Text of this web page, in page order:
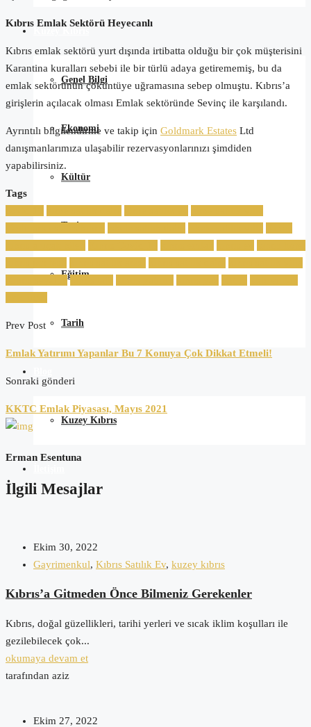
Genel Bilgi
Ekonomi
Kültür
Turizm
Eğitim
Tarih
Kuzey Kıbrıs
Kıbrıs Emlak Sektörü Heyecanlı
Kıbrıs emlak sektörü yurt dışında irtibatta olduğu bir çok müşterisini
Karantina kuralları sebebi ile bir türlü adaya getirememiş, bu da
emlak sektörünün çöküntüye uğramasına sebep olmuştu. Kıbrıs’a
girişlerin açılacak olması Emlak sektöründe Sevinç ile karşılandı.
Ayrıntılı bilgilendirme ve takip için Goldmark Estates Ltd
danışmanlarımıza ulaşabilir rezervasyonlarınızı şimdiden
yapabilirsiniz.
Tags
Prev Post
Emlak Yatırımı Yapanlar Bu 7 Konuya Çok Dikkat Etmeli!
Sonraki gönderi
KKTC Emlak Piyasası, Mayıs 2021
Erman Esentuna
İlgili Mesajlar
Ekim 30, 2022
Gayrimenkul, Kıbrıs Satılık Ev, kuzey kıbrıs
Kıbrıs’a Gitmeden Önce Bilmeniz Gerekenler
Kıbrıs, doğal güzellikleri, tarihi yerleri ve sıcak iklim koşulları ile
gezilebilecek çok...
okumaya devam et
tarafından aziz
Ekim 27, 2022